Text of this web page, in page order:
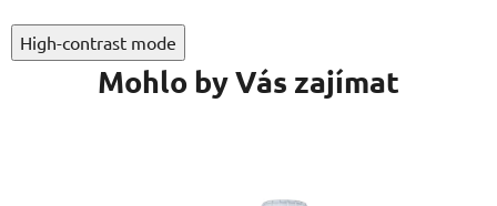
High-contrast mode
Mohlo by Vás zajímat